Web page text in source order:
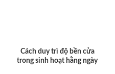
Cách duy trì độ bền cửa
trong sinh hoạt hằng ngày